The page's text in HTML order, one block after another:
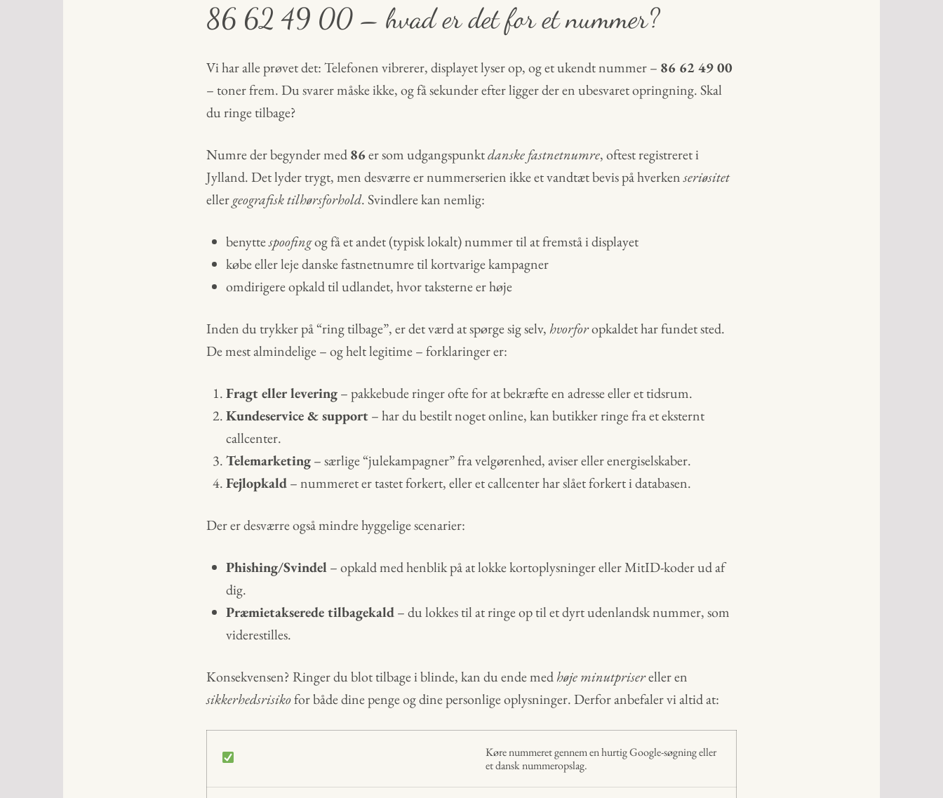
86 62 49 00 – hvad er det for et nummer?
Vi har alle prøvet det: Telefonen vibrerer, displayet lyser op, og et ukendt nummer – 86 62 49 00
– toner frem. Du svarer måske ikke, og få sekunder efter ligger der en ubesvaret opringning. Skal
du ringe tilbage?
Numre der begynder med86er som udgangspunktdanske fastnetnumre, oftest registreret i
Jylland. Det lyder trygt, men desværre er nummerserien ikke et vandtæt bevis på hverkenseriøsitet
ellergeografisk tilhørsforhold. Svindlere kan nemlig:
benyttespoofingog få et andet (typisk lokalt) nummer til at fremstå i displayet
købe eller leje danske fastnetnumre til kortvarige kampagner
omdirigere opkald til udlandet, hvor taksterne er høje
Inden du trykker på “ring tilbage”, er det værd at spørge sig selv,hvorforopkaldet har fundet sted.
De mest almindelige – og helt legitime – forklaringer er:
Fragt eller levering– pakkebude ringer ofte for at bekræfte en adresse eller et tidsrum.
Kundeservice & support– har du bestilt noget online, kan butikker ringe fra et eksternt
callcenter.
Telemarketing– særlige “julekampagner” fra velgørenhed, aviser eller energiselskaber.
Fejlopkald– nummeret er tastet forkert, eller et callcenter har slået forkert i databasen.
Der er desværre også mindre hyggelige scenarier:
Phishing/Svindel– opkald med henblik på at lokke kortoplysninger eller MitID-koder ud af
dig.
Præmietakserede tilbagekald– du lokkes til at ringe op til et dyrt udenlandsk nummer, som
viderestilles.
Konsekvensen? Ringer du blot tilbage i blinde, kan du ende medhøje minutprisereller en
sikkerhedsrisikofor både dine penge og dine personlige oplysninger. Derfor anbefaler vi altid at:
Køre nummeret gennem en hurtig Google-søgning eller
et dansk nummeropslag.